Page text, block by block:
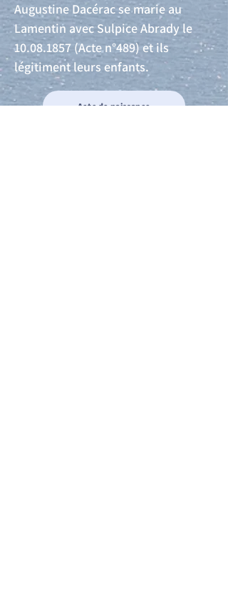
Augustine Dacérac se marie au
Lamentin avec Sulpice Abrady le
10.08.1857 (Acte n°489) et ils
légitiment leurs enfants.
Acte de naissance